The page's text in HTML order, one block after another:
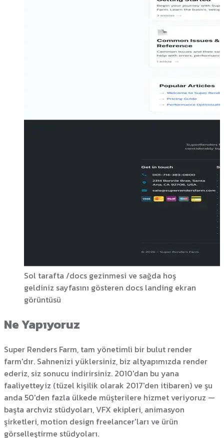
Sol tarafta /docs gezinmesi ve sağda hoş
geldiniz sayfasını gösteren docs landing ekran
görüntüsü
Ne Yapıyoruz
Super Renders Farm, tam yönetimli bir bulut render
farm'dır. Sahnenizi yüklersiniz, biz altyapımızda render
ederiz, siz sonucu indirirsiniz. 2010'dan bu yana
faaliyetteyiz (tüzel kişilik olarak 2017'den itibaren) ve şu
anda 50'den fazla ülkede müşterilere hizmet veriyoruz —
başta archviz stüdyoları, VFX ekipleri, animasyon
şirketleri, motion design freelancer'ları ve ürün
görselleştirme stüdyoları.